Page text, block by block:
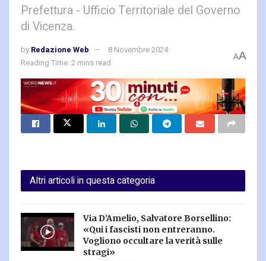
Prefettura - Ufficio Territoriale del Governo
di Vicenza.
by Redazione Web
8 Novembre 2024
Reading Time: 2 mins read
AA
Altri articoli in questa categoria
Via D’Amelio, Salvatore Borsellino:
«Qui i fascisti non entreranno.
Vogliono occultare la verità sulle
stragi»